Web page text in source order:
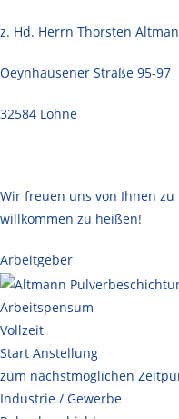
z. Hd. Herrn Thorsten
Oeynhausener Straße 95-97
32584 Löhne
Wir freuen uns von Ihnen
willkommen zu heißen!
Arbeitgeber
Arbeitspensum
Vollzeit
Start Anstellung
zum nächstmöglichen
Industrie / Gewerbe